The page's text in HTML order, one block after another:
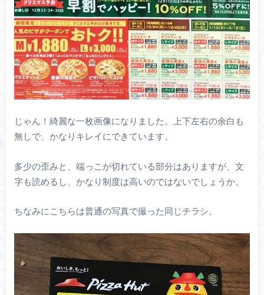
じゃん！綺麗な一枚画像になりました。上下左右の余白も
無しで、かなりキレイにできています。
多少の歪みと、端っこが切れている部分はありますが、文
字も読めるし、かなり制度は高いのではないでしょうか。
ちなみにこちらは普通の写真で撮った同じチラシ。